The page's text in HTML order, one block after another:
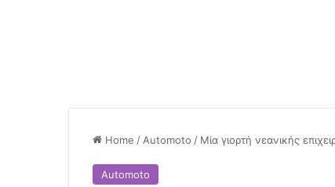
Home / Automoto / Μία γιορτή νεανικής
Automoto